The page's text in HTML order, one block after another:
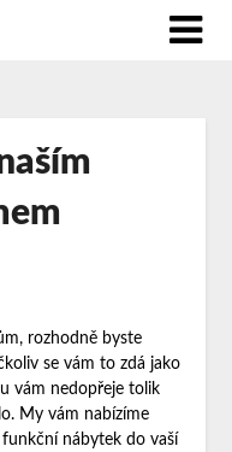
rozhodně byste
se vám to zdá jako
vám nedopřeje tolik
My vám nabízíme
nábytek do vaší